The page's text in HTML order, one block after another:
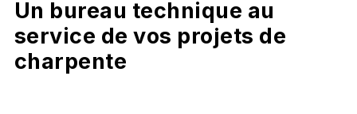
Un bureau technique au
service de vos projets de
charpente